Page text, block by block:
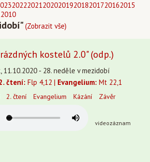
20222021202020192018201720162015
2010
(Zobrazit vše)
kostelů 2.0" (odp.)
11.10.2020 - 28. neděle v mezidobí
čtení: Flp 4,12 | Evangelium: Mt 22,1
2. čtení Evangelium Kázání Závěr
videozáznam